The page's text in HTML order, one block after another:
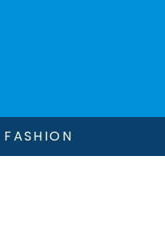
FASHION